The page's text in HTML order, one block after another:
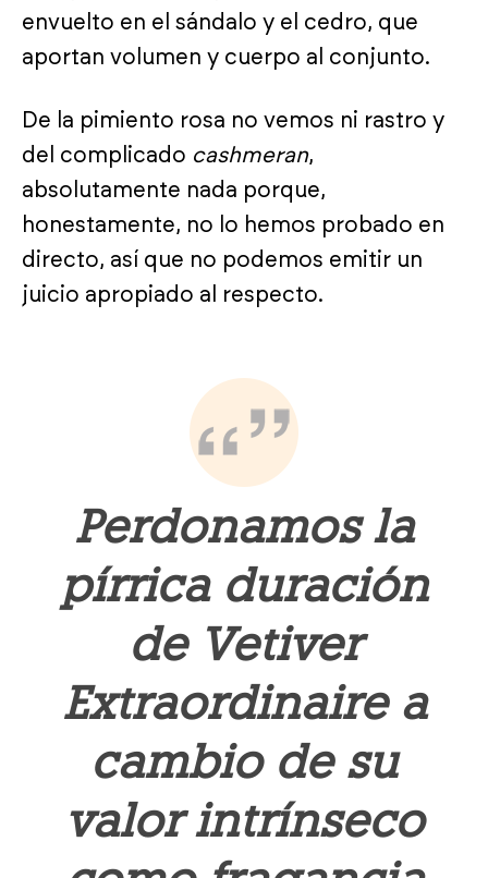
envuelto en el sándalo y el cedro, que
aportan volumen y cuerpo al conjunto.
De la pimiento rosa no vemos ni rastro y
del complicado cashmeran,
absolutamente nada porque,
honestamente, no lo hemos probado en
directo, así que no podemos emitir un
juicio apropiado al respecto.
Perdonamos la
pírrica duración
de Vetiver
Extraordinaire a
cambio de su
valor intrínseco